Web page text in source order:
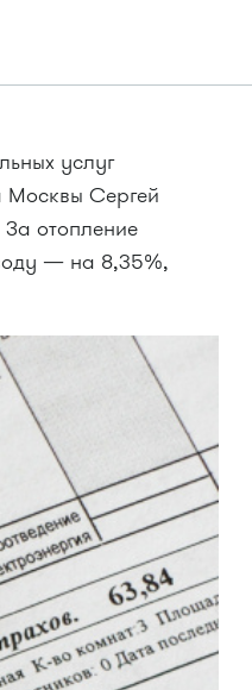
услуг
Москвы Сергей
отопление
— на 8,35%,